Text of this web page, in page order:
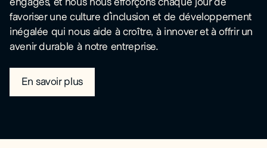
favoriser une culture d'inclusion et de développement
inégalée qui nous aide à croître, à innover et à offrir un
avenir durable à notre entreprise.
En savoir plus